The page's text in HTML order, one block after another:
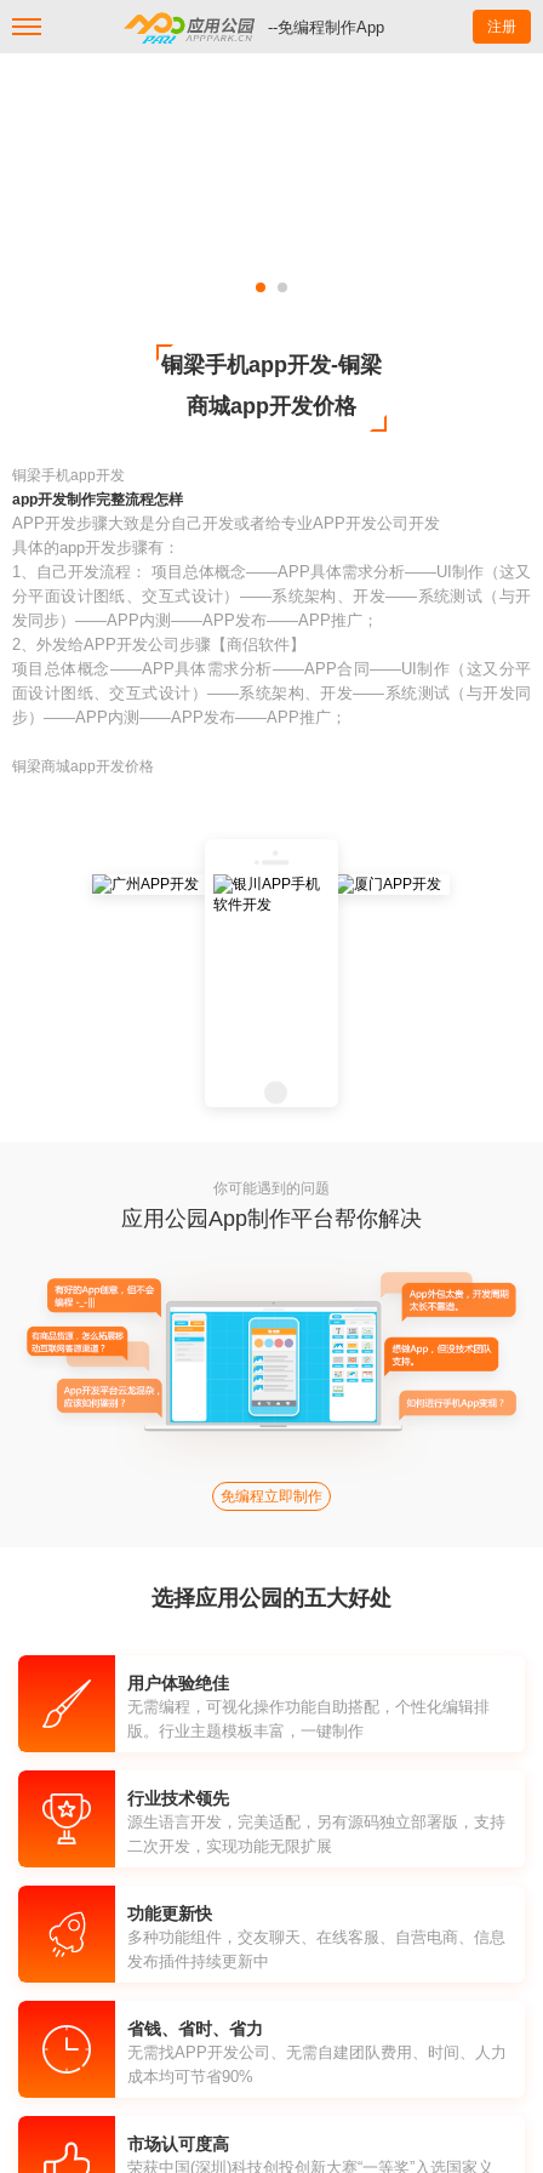
--免编程制作App 注册
铜梁手机app开发-铜梁
商城app开发价格
铜梁手机app开发
app开发制作完整流程怎样
APP开发步骤大致是分自己开发或者给专业APP开发公司开发
具体的app开发步骤有：
1、自己开发流程： 项目总体概念——APP具体需求分析——UI制作（这又
分平面设计图纸、交互式设计）——系统架构、开发——系统测试（与开
发同步）——APP内测——APP发布——APP推广；
2、外发给APP开发公司步骤【商侣软件】
项目总体概念——APP具体需求分析——APP合同——UI制作（这又分平
面设计图纸、交互式设计）——系统架构、开发——系统测试（与开发同
步）——APP内测——APP发布——APP推广；
铜梁商城app开发价格
你可能遇到的问题
应用公园App制作平台帮你解决
免编程立即制作
选择应用公园的五大好处
用户体验绝佳
无需编程，可视化操作功能自助搭配，个性化编辑排
版。行业主题模板丰富，一键制作
行业技术领先
源生语言开发，完美适配，另有源码独立部署版，支持
二次开发，实现功能无限扩展
功能更新快
多种功能组件，交友聊天、在线客服、自营电商、信息
发布插件持续更新中
省钱、省时、省力
无需找APP开发公司、无需自建团队费用、时间、人力
成本均可节省90%
市场认可度高
荣获中国(深圳)科技创投创新大赛“一等奖”入选国家义